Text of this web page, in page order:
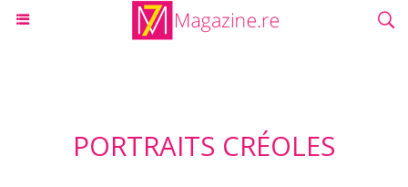
PORTRAITS CRÉOLES